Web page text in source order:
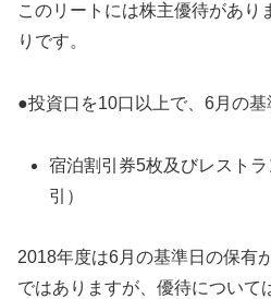
このリートには株主優待があり
りです。
●投資口を10口以上で、6月の
宿泊割引券5枚及びレスト
引）
2018年度は6月の基準日の保有
ではありますが、優待について